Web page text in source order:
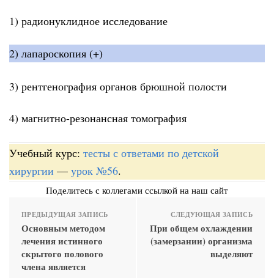
1) радионуклидное исследование
2) лапароскопия (+)
3) рентгенография органов брюшной полости
4) магнитно-резонансная томография
Учебный курс: тесты с ответами по детской
хирургии — урок №56.
Поделитесь с коллегами ссылкой на наш сайт
ПРЕДЫДУЩАЯ ЗАПИСЬ
Основным методом
лечения истинного
скрытого полового
члена является
СЛЕДУЮЩАЯ ЗАПИСЬ
При общем охлаждении
(замерзании) организма
выделяют